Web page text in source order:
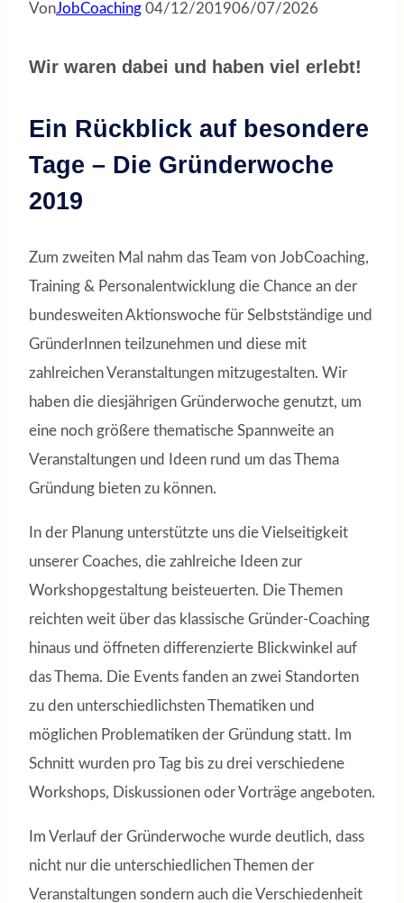
VonJobCoaching 04/12/201906/07/2026
Wir waren dabei und haben viel erlebt!
Ein Rückblick auf besondere
Tage – Die Gründerwoche
2019
Zum zweiten Mal nahm das Team von JobCoaching,
Training & Personalentwicklung die Chance an der
bundesweiten Aktionswoche für Selbstständige und
GründerInnen teilzunehmen und diese mit
zahlreichen Veranstaltungen mitzugestalten. Wir
haben die diesjährigen Gründerwoche genutzt, um
eine noch größere thematische Spannweite an
Veranstaltungen und Ideen rund um das Thema
Gründung bieten zu können.
In der Planung unterstützte uns die Vielseitigkeit
unserer Coaches, die zahlreiche Ideen zur
Workshopgestaltung beisteuerten. Die Themen
reichten weit über das klassische Gründer-Coaching
hinaus und öffneten differenzierte Blickwinkel auf
das Thema. Die Events fanden an zwei Standorten
zu den unterschiedlichsten Thematiken und
möglichen Problematiken der Gründung statt. Im
Schnitt wurden pro Tag bis zu drei verschiedene
Workshops, Diskussionen oder Vorträge angeboten.
Im Verlauf der Gründerwoche wurde deutlich, dass
nicht nur die unterschiedlichen Themen der
Veranstaltungen sondern auch die Verschiedenheit